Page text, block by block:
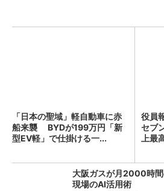
「日本の聖域」軽自動車に赤
船来襲 BYDが199万円「新
型EV軽」で仕掛ける一...
役員
セブ
上最
大阪ガスが月2000時
現場のAI活用術